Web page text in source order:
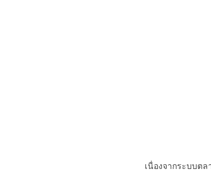
เนื่องจากระบบตลาด